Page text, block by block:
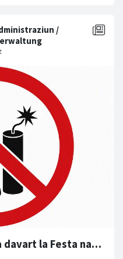
Infuormaziun importanta davart la Festa naziunala dals 1. avuost